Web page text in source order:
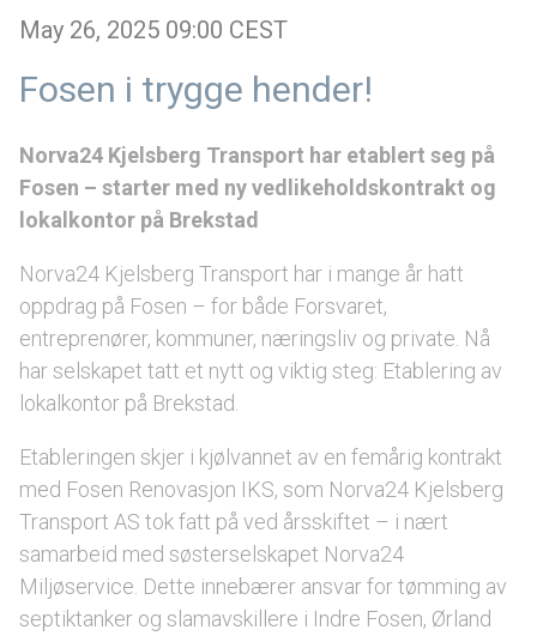
May 26, 2025 09:00 CEST
Fosen i trygge hender!
Norva24 Kjelsberg Transport har etablert seg på
Fosen – starter med ny vedlikeholdskontrakt og
lokalkontor på Brekstad
Norva24 Kjelsberg Transport har i mange år hatt
oppdrag på Fosen – for både Forsvaret,
entreprenører, kommuner, næringsliv og private. Nå
har selskapet tatt et nytt og viktig steg: Etablering av
lokalkontor på Brekstad.
Etableringen skjer i kjølvannet av en femårig kontrakt
med Fosen Renovasjon IKS, som Norva24 Kjelsberg
Transport AS tok fatt på ved årsskiftet – i nært
samarbeid med søsterselskapet Norva24
Miljøservice. Dette innebærer ansvar for tømming av
septiktanker og slamavskillere i Indre Fosen, Ørland